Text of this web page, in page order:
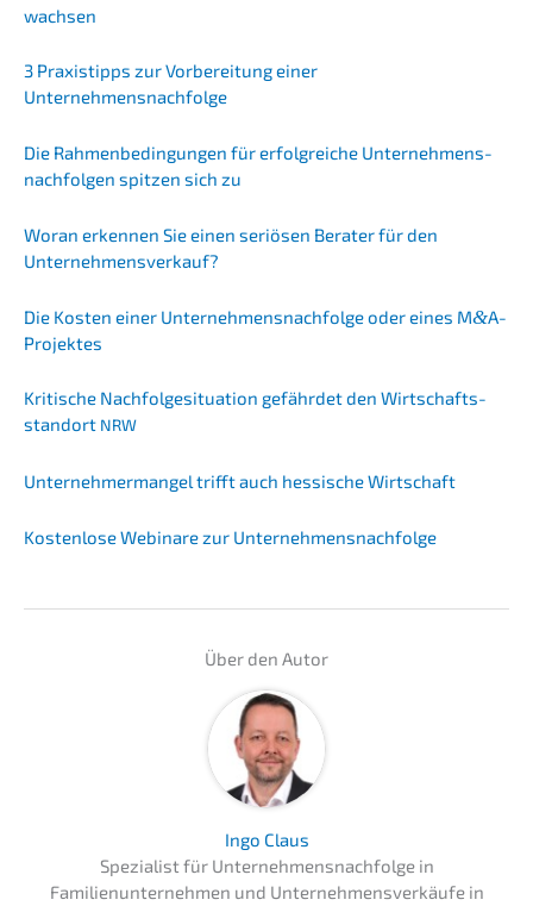
wachsen
3 Praxis­tipps zur Vorbe­rei­tung einer
Unternehmensnachfolge
Die Rahmen­be­din­gun­gen für erfolg­rei­che Unter­neh­mens­
nach­fol­gen spitzen sich zu
Woran erken­nen Sie einen seriö­sen Berater für den
Unternehmensverkauf?
Die Kosten einer Unternehmens­nachfolge oder eines M&A-
Projektes
Kriti­sche Nachfol­ge­si­tua­ti­on gefähr­det den Wirtschafts­
stand­ort NRW
Unter­neh­mer­man­gel trifft auch hessi­sche Wirtschaft
Kosten­lo­se Webina­re zur Unternehmensnachfolge
Über den Autor
Ingo Claus
Spezialist für Unternehmensnachfolge in
Familienunternehmen und Unternehmensverkäufe in